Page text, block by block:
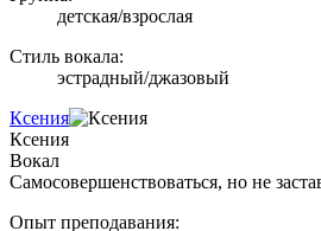
детская/взрослая
Стиль вокала:
эстрадный/джазовый
Ксения
Ксения
Вокал
Самосовершенствоваться, но не
Опыт преподавания: